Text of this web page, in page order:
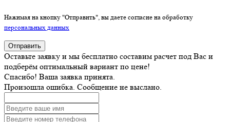
Нажимая на кнопку "Отправить", вы даете согласие на обработку
персональных данных
Отправить
Оставьте заявку и мы бесплатно составим расчет под Вас и
подберём оптимальный вариант по цене!
Спасибо! Ваша заявка принята.
Произошла ошибка. Сообщение не выслано.